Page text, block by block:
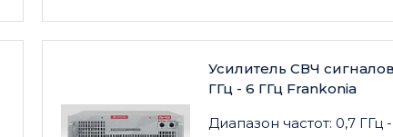
Усилитель СВЧ
ГГц - 6 ГГц Frankonia
Диапазон частот: 0,7 ГГц -